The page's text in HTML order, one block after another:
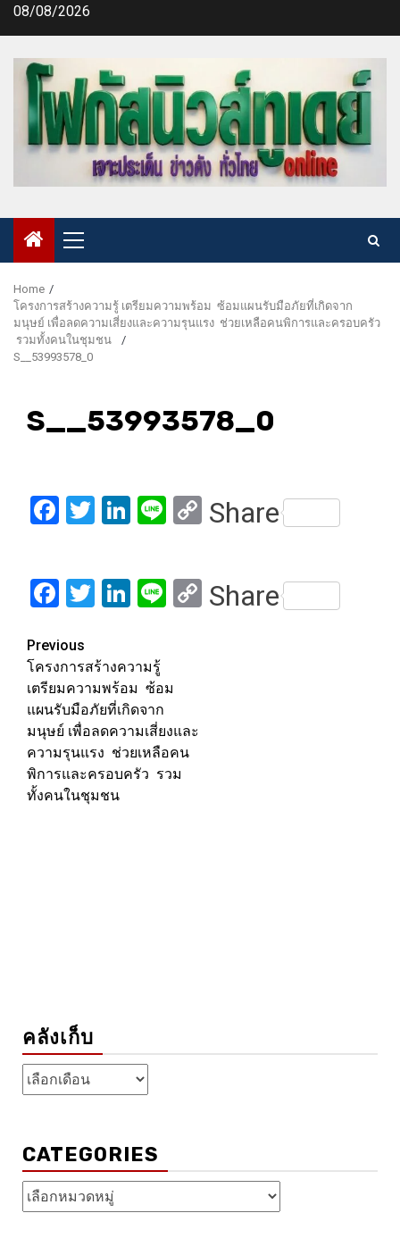
Skip08/08/2026
Primary
Menu
Home
โครงการสร้างความรู้ เตรียมความพร้อม ซ้อมแผนรับมือภัยที่เกิดจาก
มนุษย์ เพื่อลดความเสี่ยงและความรุนแรง ช่วยเหลือคนพิการและครอบครัว
รวมทั้งคนในชุมชน
S__53993578_0
S__53993578_0
Facebook
Twitter
LinkedIn
LineCopy
Share
Facebook
Twitter
LinkedIn
LineCopy
Share
Post
navigation
Previous
โครงการสร้างความรู้
เตรียมความพร้อม ซ้อม
แผนรับมือภัยที่เกิดจาก
มนุษย์ เพื่อลดความเสี่ยงและ
ความรุนแรง ช่วยเหลือคน
พิการและครอบครัว รวม
ทั้งคนในชุมชน
คลังเก็บ
คลัง
เก็บ
CATEGORIES
Categories